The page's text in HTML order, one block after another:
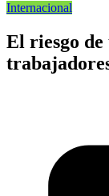
Internacional
El riesgo de